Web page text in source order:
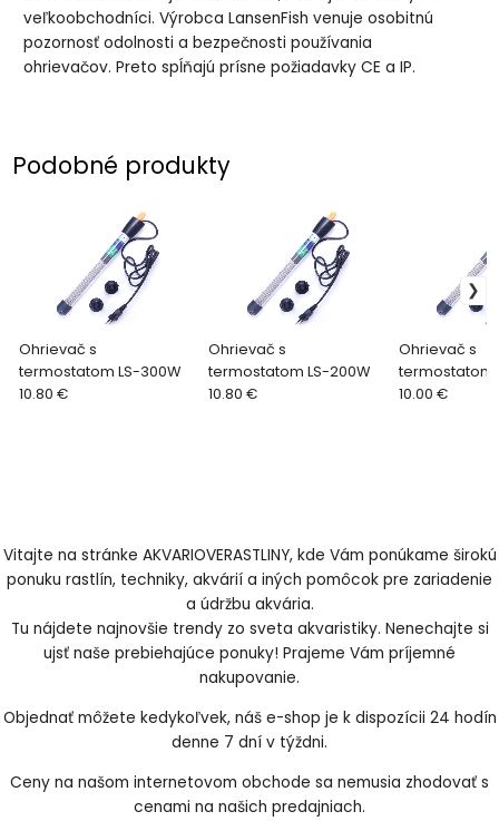
veľkoobchodníci. Výrobca LansenFish venuje osobitnú
pozornosť odolnosti a bezpečnosti používania
ohrievačov. Preto spĺňajú prísne požiadavky CE a IP.
Podobné produkty
Ohrievač s
termostatom LS-300W
10.80 €
Ohrievač s
termostatom LS-200W
10.80 €
Ohrievač s
10.00 €
Vitajte na stránke AKVARIOVERASTLINY, kde Vám ponúkame širokú
ponuku rastlín, techniky, akvárií a iných pomôcok pre zariadenie
a údržbu akvária.
Tu nájdete najnovšie trendy zo sveta akvaristiky. Nenechajte si
ujsť naše prebiehajúce ponuky! Prajeme Vám príjemné
nakupovanie.
Objednať môžete kedykoľvek, náš e-shop je k dispozícii 24 hodín
denne 7 dní v týždni.
Ceny na našom internetovom obchode sa nemusia zhodovať s
cenami na našich predajniach.